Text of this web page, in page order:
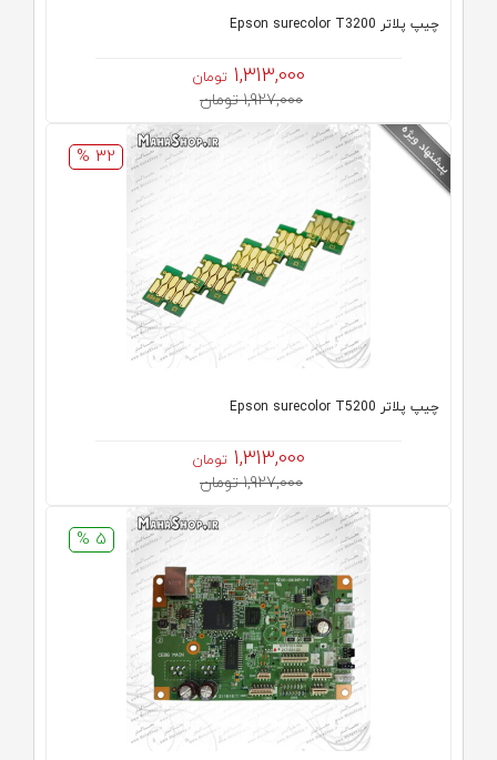
چیپ پلاتر Epson surecolor T3200
1,313,000 تومان
1,927,000 تومان
32 %
چیپ پلاتر Epson surecolor T5200
1,313,000 تومان
1,927,000 تومان
5 %